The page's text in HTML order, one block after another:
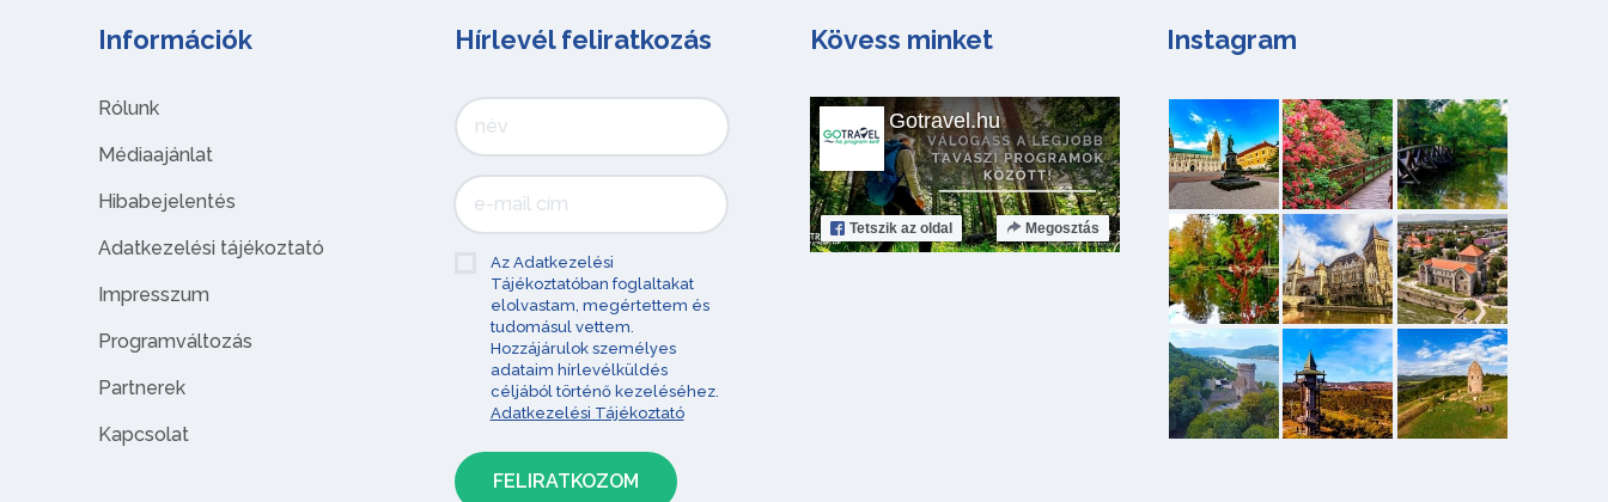
Információk
Rólunk
Médiaajánlat
Hibabejelentés
Adatkezelési tájékoztató
Impresszum
Programváltozás
Partnerek
Kapcsolat
Hírlevél feliratkozás
Az Adatkezelési
Tájékoztatóban foglaltakat
elolvastam, megértettem és
tudomásul vettem.
Hozzájárulok személyes
adataim hírlevélküldés
céljából történő kezeléséhez.
Adatkezelési Tájékoztató
Kövess minket
Gotravel.hu
Tetszik az oldal Megosztás
Instagram